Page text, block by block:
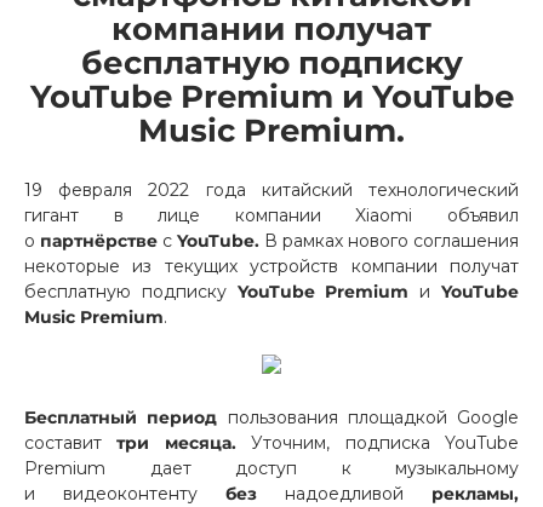
Добавляйте товары
в корзину
Оплачивайте сегодня только
% картой любого банка
Получайте товар
выбранный способом
% будут
по25 %каждые 2 недели
компании получат
бесплатную подписку
YouTube Premium и YouTube
Music Premium.
19 февраля 2022 года китайский технологический
гигант в лице компании Xiaomi объявил
о партнёрстве с YouTube. В рамках нового соглашения
некоторые из текущих устройств компании получат
бесплатную подписку YouTube Premium иYouTube
Music Premium.
Бесплатный период пользования площадкой Google
составиттри месяца.Уточним, подписка YouTube
Premium дает доступ к музыкальному
и видеоконтенту без надоедливой рекламы,